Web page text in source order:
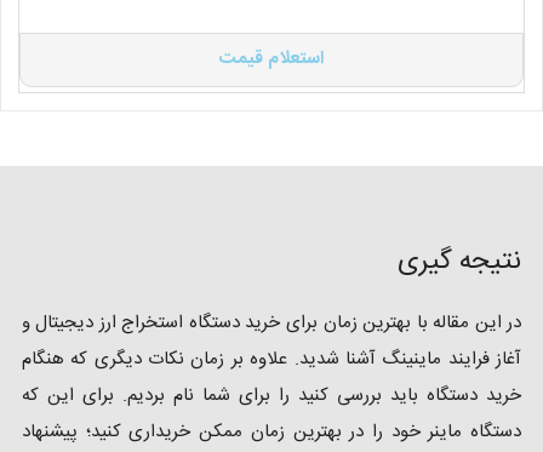
استعلام قیمت
نتیجه گیری
در این مقاله با بهترین زمان برای خرید دستگاه استخراج ارز دیجیتال و
آغاز فرایند ماینینگ آشنا شدید. علاوه بر زمان نکات دیگری که هنگام
خرید دستگاه باید بررسی کنید را برای شما نام بردیم. برای این که
دستگاه ماینر خود را در بهترین زمان ممکن خریداری کنید؛ پیشنهاد